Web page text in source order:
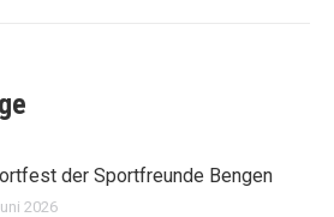
der Sportfreunde Bengen
2026